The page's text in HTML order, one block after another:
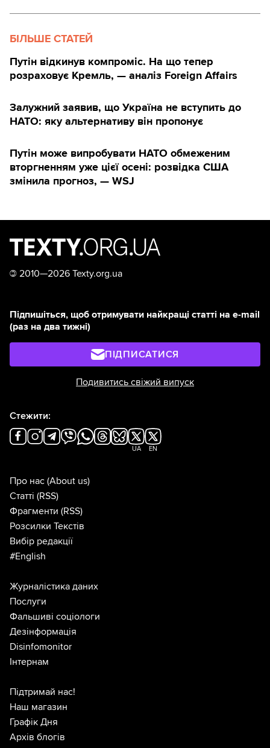
БІЛЬШЕ СТАТЕЙ
Путін відкинув компроміс. На що тепер
розраховує Кремль, — аналіз Foreign Affairs
Залужний заявив, що Україна не вступить до
НАТО: яку альтернативу він пропонує
Путін може випробувати НАТО обмеженим
вторгненням уже цієї осені: розвідка США
змінила прогноз, — WSJ
© 2010—2026 Texty.org.ua
Підпишіться, щоб отримувати найкращі статті на e-mail
(раз на два тижні)
ПІДПИСАТИСЯ
Подивитись свіжий випуск
Стежити:
UA EN
Про нас (About us)
Статті (RSS)
Фрагменти (RSS)
Розсилки Текстів
Вибір редакції
#English
Журналістика даних
Послуги
Фальшиві соціологи
Дезінформація
Disinfomonitor
Інтернам
Підтримай нас!
Наш магазин
Графік Дня
Архів блогів